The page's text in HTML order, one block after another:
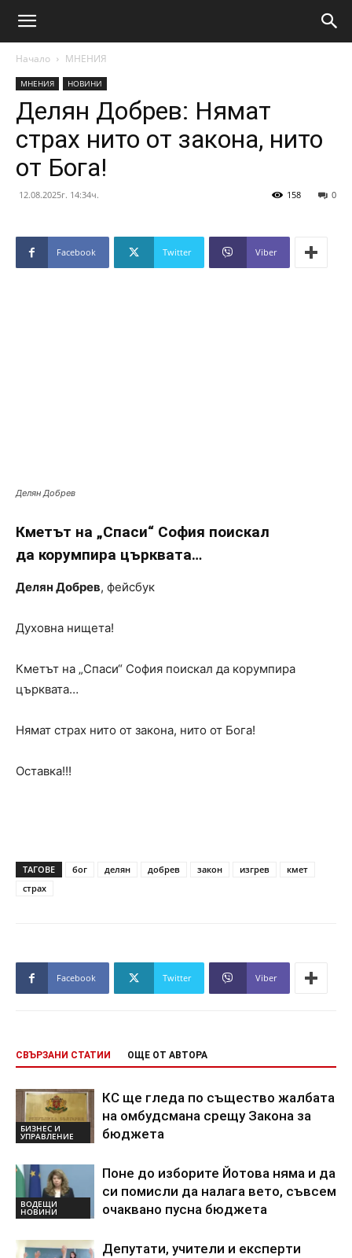
Начало МНЕНИЯ
МНЕНИЯ НОВИНИ
Делян Добрев: Нямат
страх нито от закона, нито
от Бога!
12.08.2025г. 14:34ч. 0
158
Facebook Twitter Viber
Делян Добрев
Кметът на „Спаси“ София поискал
да корумпира църквата…
Делян Добрев, фейсбук
Духовна нищета!
Кметът на „Спаси“ София поискал да корумпира
църквата…
Нямат страх нито от закона, нито от Бога!
Оставка!!!
ТАГОВЕ бог делян добрев закон изгрев
кмет
страх
Facebook Twitter Viber
СВЪРЗАНИ СТАТИИ ОЩЕ ОТ АВТОРА
БИЗНЕС И
УПРАВЛЕНИЕ
КС ще гледа по същество жалбата
на омбудсмана срещу Закона за
бюджета
ВОДЕЩИ
НОВИНИ
Поне до изборите Йотова няма и да
си помисли да налага вето, съвсем
очаквано пусна бюджета
Депутати, учители и експерти